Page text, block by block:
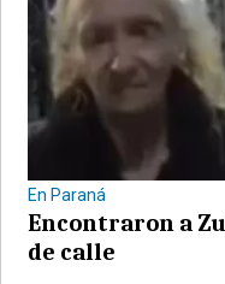
En Paraná
Encontraron a
de calle